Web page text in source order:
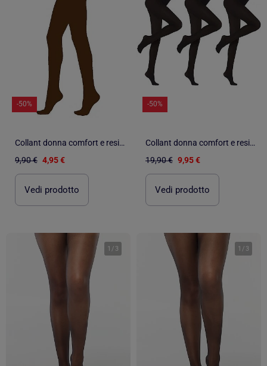
-50%
Collant donna comfort e resistenza DIAMANTINO
9,90 € 4,95 €
Vedi prodotto
-50%
Collant donna comfort e resistenza DIAMANTINO - Confezione da 3
19,90 € 9,95 €
Vedi prodotto
1 / 3 1 / 3